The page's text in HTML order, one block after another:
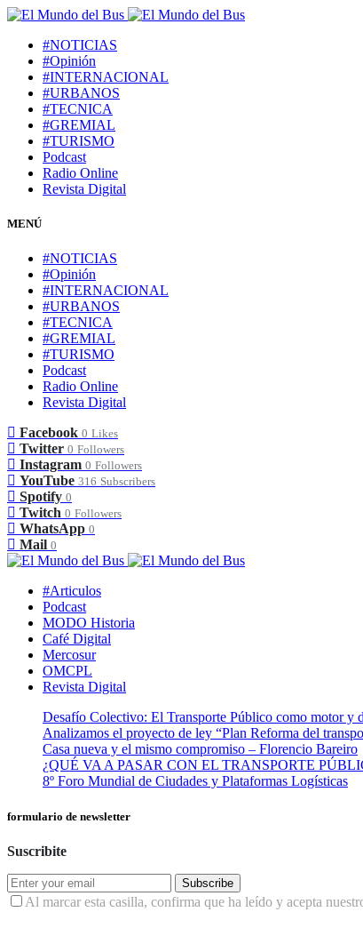
#NOTICIAS
#Opinión
#INTERNACIONAL
#URBANOS
#TECNICA
#GREMIAL
#TURISMO
Podcast
Radio Online
Revista Digital
MENÚ
#NOTICIAS
#Opinión
#INTERNACIONAL
#URBANOS
#TECNICA
#GREMIAL
#TURISMO
Podcast
Radio Online
Revista Digital
Facebook 0 Likes
Twitter 0 Followers
Instagram 0 Followers
YouTube 316 Subscribers
Spotify 0
Twitch 0 Followers
WhatsApp 0
Mail 0
#Articulos
Podcast
MODO Historia
Café Digital
Mercosur
OMCPL
Revista Digital
Desafío Colectivo: El Transporte Público como motor y
Analizamos el proyecto de ley “Plan Reforma del
Casa nueva y el mismo compromiso – Florencio Bareiro
¿QUÉ VA A PASAR CON EL TRANSPORTE
8º Foro Mundial de Ciudades y Plataformas Logísticas
formulario de newsletter
Suscribite
Subscribe
Al marcar esta casilla, confirma que ha leído y acepta